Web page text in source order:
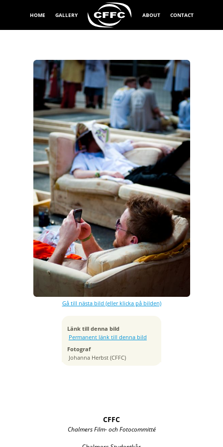
HOME GALLERY ABOUT CONTACT
Gå till nästa bild (eller klicka på bilden)
Länk till denna bild
Permanent länk till denna bild
Fotograf
Johanna Herbst (CFFC)
Exponeringstid
1/1000 sek
Bländare
f/2.8
Kamera
Tagen
ISO
320
Brännvidd
58 mm
CFFC
Chalmers Film- och Fotocommitté